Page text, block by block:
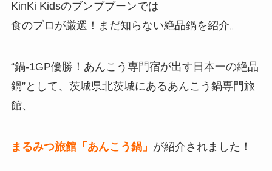
KinKi Kidsのブンブブーンでは
食のプロが厳選！まだ知らない絶品鍋を紹介。
“鍋-1GP優勝！あんこう専門宿が出す日本一の絶品
鍋”として、茨城県北茨城にあるあんこう鍋専門旅
館、
まるみつ旅館「あんこう鍋」 が紹介されました！